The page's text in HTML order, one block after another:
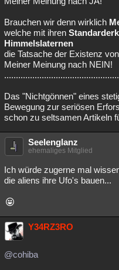
Brauchen wir denn wirklich
welche mit ihren
Himmelslaternen
die Tatsache der Existenz
Meiner Meinung nach NEIN!
Das "Nichtgönnen" eines
Bewegung zur seriösen
schon zu seltsamen Artikeln
Seelenglanz
ehemaliges Mitglied
Ich würde zugerne mal
die aliens ihre Ufo's bauen...
Y34RZ3RO
@cohiba